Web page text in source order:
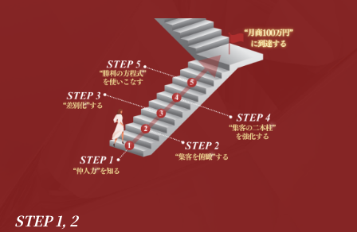
STEP 1, 2